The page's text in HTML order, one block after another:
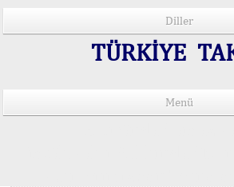
Diller
TÜRKİYE
Menü